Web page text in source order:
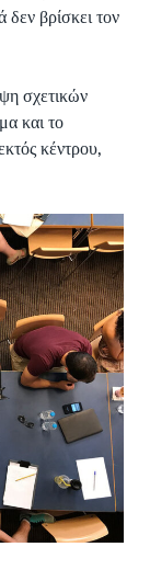
δεν βρίσκει τον
σχετικών
και το
κέντρου,